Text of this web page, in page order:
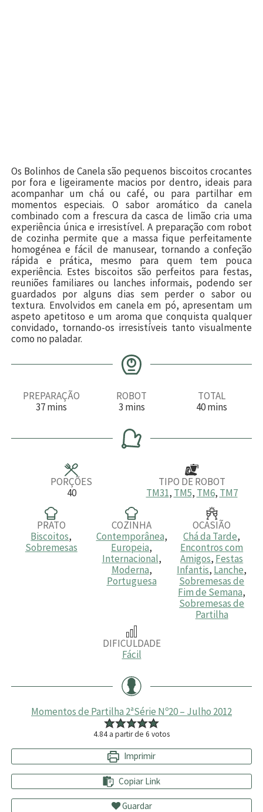
Os Bolinhos de Canela são pequenos biscoitos crocantes
por fora e ligeiramente macios por dentro, ideais para
acompanhar um chá ou café, ou para partilhar em
momentos especiais. O sabor aromático da canela
combinado com a frescura da casca de limão cria uma
experiência única e irresistível. A preparação com robot
de cozinha permite que a massa fique perfeitamente
homogénea e fácil de manusear, tornando a confeção
rápida e prática, mesmo para quem tem pouca
experiência. Estes biscoitos são perfeitos para festas,
reuniões familiares ou lanches informais, podendo ser
guardados por alguns dias sem perder o sabor ou
textura. Envolvidos em canela em pó, apresentam um
aspeto apetitoso e um aroma que conquista qualquer
convidado, tornando-os irresistíveis tanto visualmente
como no paladar.
PREPARAÇÃO
37m
u
mins
ROBOT
3m
n
u
t
mins
TOTAL
40m
u
mins
PORÇÕES
40
TIPO DE ROBOT
TM31, TM5, TM6, TM7
PRATO
Biscoitos,
Sobremesas
COZINHA
Contemporânea,
Europeia,
Internacional,
Moderna,
Portuguesa
OCASIÃO
Chá da Tarde,
Encontros com
Amigos, Festas
Infantis, Lanche,
Sobremesas de
Fim de Semana,
Sobremesas de
Partilha
DIFICULDADE
Fácil
Momentos de Partilha 2ªSérie Nº20 – Julho 2012
4.84a partir de 6 votos
Imprimir
Copiar Link
Guardar